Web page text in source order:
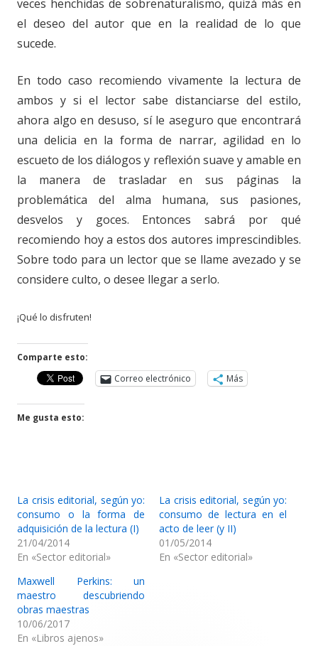
veces henchidas de sobrenaturalismo, quizá más en
el deseo del autor que en la realidad de lo que
sucede.
En todo caso recomiendo vivamente la lectura de
ambos y si el lector sabe distanciarse del estilo,
ahora algo en desuso, sí le aseguro que encontrará
una delicia en la forma de narrar, agilidad en lo
escueto de los diálogos y reflexión suave y amable en
la manera de trasladar en sus páginas la
problemática del alma humana, sus pasiones,
desvelos y goces. Entonces sabrá por qué
recomiendo hoy a estos dos autores imprescindibles.
Sobre todo para un lector que se llame avezado y se
considere culto, o desee llegar a serlo.
¡Qué lo disfruten!
Comparte esto:
Correo electrónico
Más
Me gusta esto:
La crisis editorial, según yo:
consumo o la forma de
adquisición de la lectura (I)
21/04/2014
En «Sector editorial»
La crisis editorial, según yo:
consumo de lectura en el
acto de leer (y II)
01/05/2014
En «Sector editorial»
Maxwell Perkins: un
maestro descubriendo
obras maestras
10/06/2017
En «Libros ajenos»